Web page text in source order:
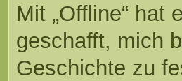
Mit „Offline“ hat
geschafft, mich
Geschichte zu